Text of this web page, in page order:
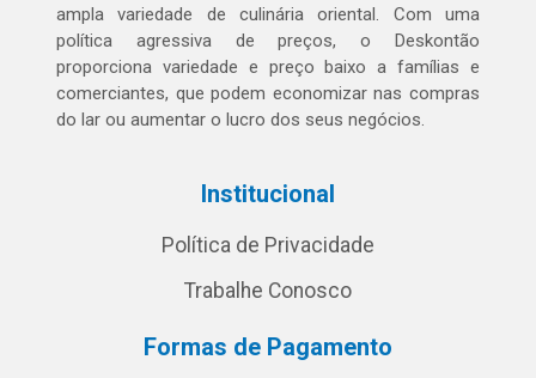
ampla variedade de culinária oriental. Com uma
política agressiva de preços, o Deskontão
proporciona variedade e preço baixo a famílias e
comerciantes, que podem economizar nas compras
do lar ou aumentar o lucro dos seus negócios.
Institucional
Política de Privacidade
Trabalhe Conosco
Formas de Pagamento